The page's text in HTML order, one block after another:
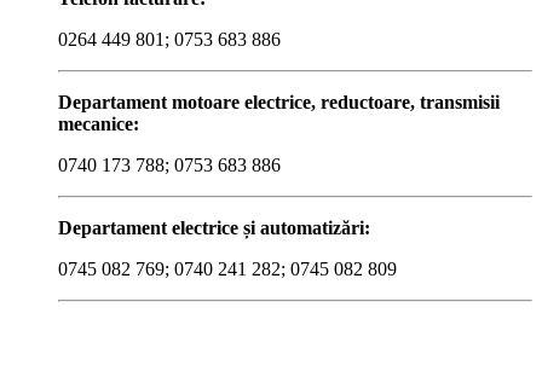
0264 449 801; 0753 683 886
Departament motoare electrice, reductoare, transmisii
mecanice:
0740 173 788; 0753 683 886
Departament electrice și automatizări:
0745 082 769; 0740 241 282; 0745 082 809